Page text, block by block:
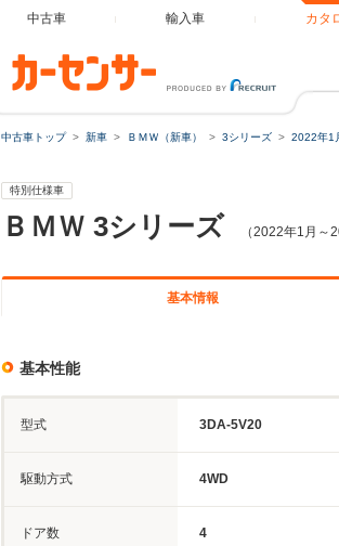
中古車 輸入車 カタ
中古車トップ 新車 ＢＭＷ（新車） 3シリーズ 2022年1
特別仕様車
ＢＭＷ 3シリーズ （2022年1月
基本情報
基本性能
型式 3DA-5V20
駆動方式 4WD
ドア数 4